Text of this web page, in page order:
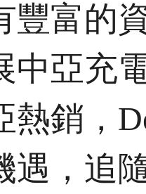
豐富的
中亞充
熱銷，
遇，追